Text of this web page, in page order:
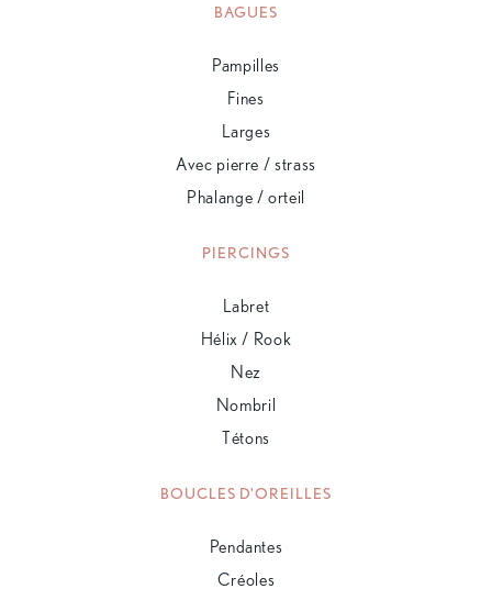
BAGUES
Pampilles
Fines
Larges
Avec pierre / strass
Phalange / orteil
PIERCINGS
Labret
Hélix / Rook
Nez
Nombril
Tétons
BOUCLES D'OREILLES
Pendantes
Créoles